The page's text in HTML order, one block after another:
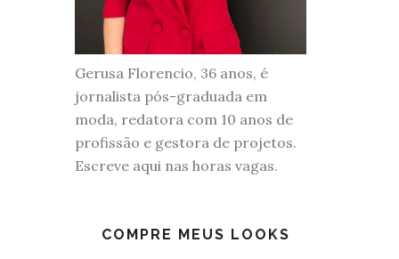
Gerusa Florencio, 36 anos, é
jornalista pós-graduada em
moda, redatora com 10 anos de
profissão e gestora de projetos.
Escreve aqui nas horas vagas.
COMPRE MEUS LOOKS